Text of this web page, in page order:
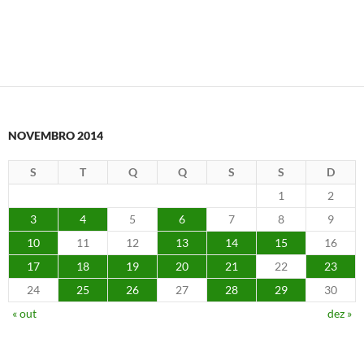
NOVEMBRO 2014
S T Q Q S S
D
1
2
3
4 5 6 7 8
9
10
11 12 13 14 15
16
17
18 19 20 21 22
23
24
25 26 27 28 29
30
« out
dez »